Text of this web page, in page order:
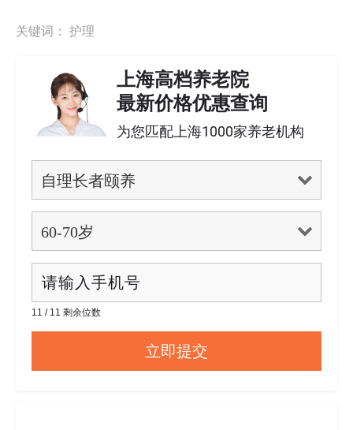
关键词： 护理
上海高档养老院
最新价格优惠查询
为您匹配上海1000家养老机构
11 / 11 剩余位数